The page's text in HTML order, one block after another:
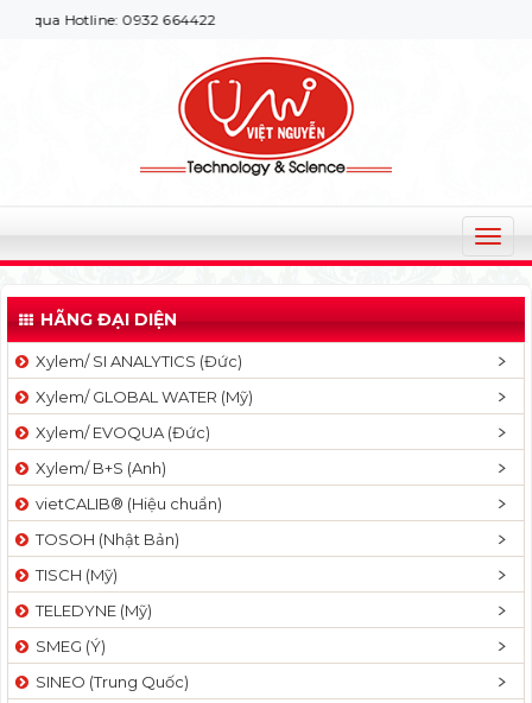
Hotline: 0932 664422
T
o
g
l
v
a
t
n
HÃNG ĐẠI DIỆN
Xylem/ SI ANALYTICS (Đức)
Xylem/ GLOBAL WATER (Mỹ)
Xylem/ EVOQUA (Đức)
Xylem/ B+S (Anh)
vietCALIB® (Hiệu chuẩn)
TOSOH (Nhật Bản)
TISCH (Mỹ)
TELEDYNE (Mỹ)
SMEG (Ý)
SINEO (Trung Quốc)